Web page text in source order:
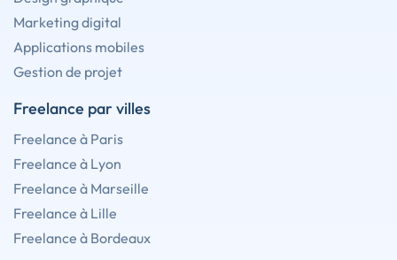
Marketing digital
Applications mobiles
Gestion de projet
Freelance par villes
Freelance à Paris
Freelance à Lyon
Freelance à Marseille
Freelance à Lille
Freelance à Bordeaux